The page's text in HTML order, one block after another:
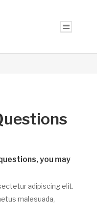
you may
adipiscing elit.
malesuada,